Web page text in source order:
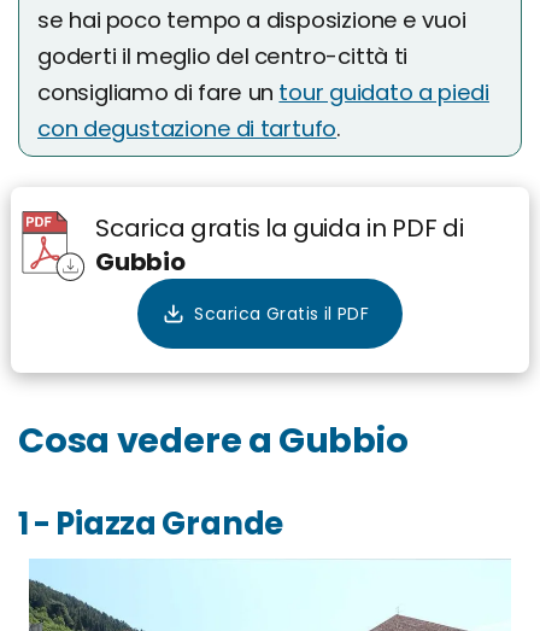
se hai poco tempo a disposizione e vuoi
goderti il meglio del centro-città ti
consigliamo di fare un tour guidato a piedi
con degustazione di tartufo.
Scarica gratis la guida in PDF di
Gubbio
Cosa vedere a Gubbio
1 - Piazza Grande